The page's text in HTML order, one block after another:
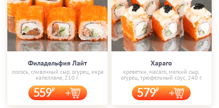
Филадельфия Лайт
лосось, сливочный сыр, огурец, икра
капеллана, 210 г.
559
Хараго
креветки, масаго, мягкий сыр,
огурец, трюфельный соус, 240 г.
579